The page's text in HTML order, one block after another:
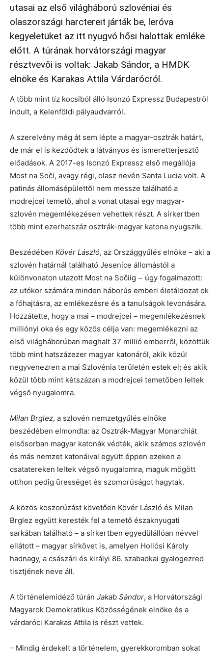
utasai az első világháború szlovéniai és
olaszországi harctereit járták be, leróva
kegyeletüket az itt nyugvó hősi halottak emléke
előtt. A túrának horvátországi magyar
résztvevői is voltak: Jakab Sándor, a HMDK
elnöke és Karakas Attila Várdarócról.
A több mint tíz kocsiból álló Isonzó Expressz Budapestről
indult, a Kelenföldi pályaudvarról.
A szerelvény még át sem lépte a magyar-osztrák határt,
de már el is kezdődtek a látványos és ismeretterjesztő
előadások. A 2017-es Isonzó Expressz első megállója
Most na Soči, avagy régi, olasz nevén Santa Lucia volt. A
patinás állomásépülettől nem messze található a
modrejcei temető, ahol a vonat utasai egy magyar-
szlovén megemlékezésen vehettek részt. A sírkertben
több mint ezerhatszáz osztrák-magyar katona nyugszik.
Beszédében Kövér László, az Országgyűlés elnöke – aki a
szlovén határnál található Jesenice állomástól a
különvonaton utazott Most na Sočiig − úgy fogalmazott:
az utókor számára minden háborús emberi életáldozat ok
a főhajtásra, az emlékezésre és a tanulságok levonására.
Hozzátette, hogy a mai – modrejcei – megemlékezésnek
milliónyi oka és egy közös célja van: megemlékezni az
első világháborúban meghalt 37 millió emberről, közöttük
több mint hatszázezer magyar katonáról, akik közül
negyvenezren a mai Szlovénia területén estek el; és akik
közül több mint kétszázan a modrejcei temetőben leltek
végső nyugalomra.
Milan Brglez, a szlovén nemzetgyűlés elnöke
beszédében elmondta: az Osztrák-Magyar Monarchiát
elsősorban magyar katonák védték, akik számos szlovén
és más nemzet katonáival együtt éppen ezeken a
csatatereken leltek végső nyugalomra, maguk mögött
otthon pedig ürességet és szomorúságot hagytak.
A közös koszorúzást követően Kövér László és Milan
Brglez együtt keresték fel a temető északnyugati
sarkában található – a sírkertben egyedülállóan névvel
ellátott – magyar sírkövet is, amelyen Hollósi Károly
hadnagy, a császári és királyi 86. szabadkai gyalogezred
tisztjének neve áll.
A történelemidéző túrán Jakab Sándor, a Horvátországi
Magyarok Demokratikus Közösségének elnöke és a
várdaróci Karakas Attila is részt vettek.
– Mindig érdekelt a történelem, gyerekkoromban sokat